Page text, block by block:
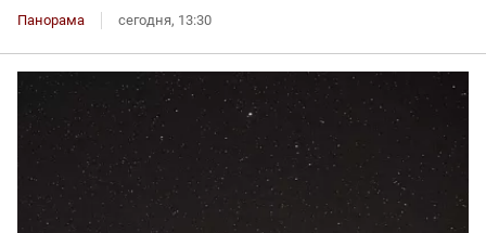
Панорама сегодня, 13:30